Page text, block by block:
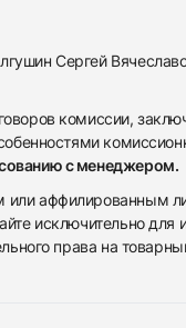
Сергей
комиссии,
с менеджером.
аффилированным
исключительно
права на